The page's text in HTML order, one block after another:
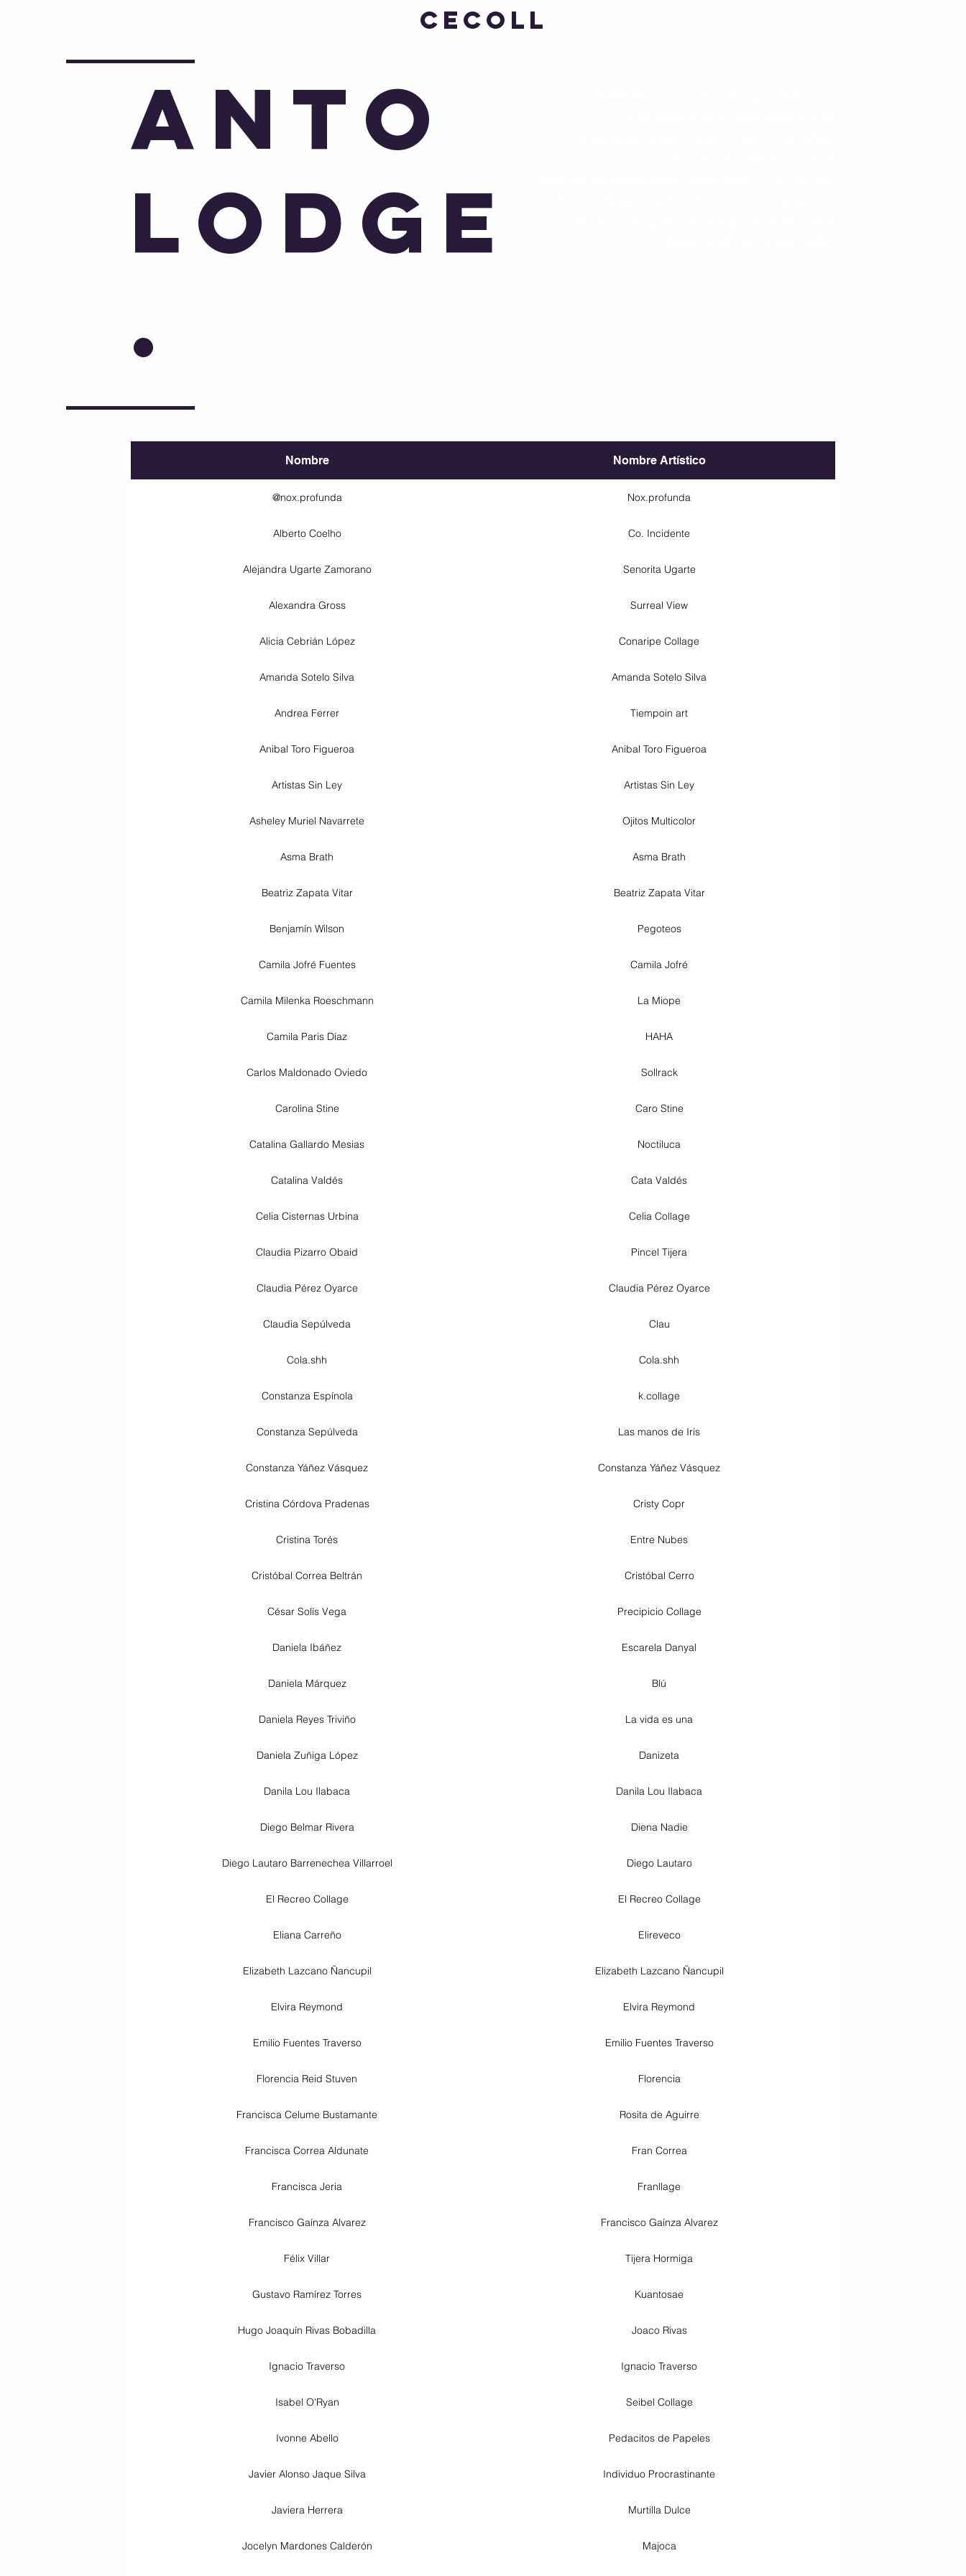
CECOLL
Anto
lodge
.
Nombre Nombre Artístico
@nox.profunda Nox.profunda
Alberto Coelho Co. Incidente
Alejandra Ugarte Zamorano Senorita Ugarte
Alexandra Gross Surreal View
Alicia Cebrián López Conaripe Collage
Amanda Sotelo Silva Amanda Sotelo Silva
Andrea Ferrer Tiempoin art
Anibal Toro Figueroa Anibal Toro Figueroa
Artistas Sin Ley Artistas Sin Ley
Asheley Muriel Navarrete Ojitos Multicolor
Asma Brath Asma Brath
Beatriz Zapata Vitar Beatriz Zapata Vitar
Benjamín Wilson Pegoteos
Camila Jofré Fuentes Camila Jofré
Camila Milenka Roeschmann La Miope
Camila Paris Díaz HAHA
Carlos Maldonado Oviedo Sollrack
Carolina Stine Caro Stine
Catalina Gallardo Mesias Noctiluca
Catalina Valdés Cata Valdés
Celia Cisternas Urbina Celia Collage
Claudia Pizarro Obaid Pincel Tijera
Claudia Pérez Oyarce Claudia Pérez Oyarce
Claudia Sepúlveda Clau
Cola.shh Cola.shh
Constanza Espínola k.collage
Constanza Sepúlveda Las manos de Iris
Constanza Yáñez Vásquez Constanza Yáñez Vásquez
Cristina Córdova Pradenas Cristy Copr
Cristina Torés Entre Nubes
Cristóbal Correa Beltrán Cristóbal Cerro
César Solís Vega Precipicio Collage
Daniela Ibáñez Escarela Danyal
Daniela Márquez Blú
Daniela Reyes Triviño La vida es una
Daniela Zuñiga López Danizeta
Danila Lou Ilabaca Danila Lou Ilabaca
Diego Belmar Rivera Diena Nadie
Diego Lautaro Barrenechea Villarroel Diego Lautaro
El Recreo Collage El Recreo Collage
Eliana Carreño Elireveco
Elizabeth Lazcano Ñancupil Elizabeth Lazcano Ñancupil
Elvira Reymond Elvira Reymond
Emilio Fuentes Traverso Emilio Fuentes Traverso
Florencia Reid Stuven Florencia
Francisca Celume Bustamante Rosita de Aguirre
Francisca Correa Aldunate Fran Correa
Francisca Jeria Franllage
Francisco Gaínza Alvarez Francisco Gaínza Alvarez
Félix Villar Tijera Hormiga
Gustavo Ramírez Torres Kuantosae
Hugo Joaquín Rivas Bobadilla Joaco Rivas
Ignacio Traverso Ignacio Traverso
Isabel O'Ryan Seibel Collage
Ivonne Abello Pedacitos de Papeles
Javier Alonso Jaque Silva Individuo Procrastinante
Javiera Herrera Murtilla Dulce
Jocelyn Mardones Calderón Majoca